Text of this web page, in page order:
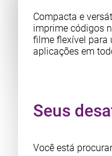
Compacta e
imprime códigos
filme flexível para
aplicações em
Seus
Você está